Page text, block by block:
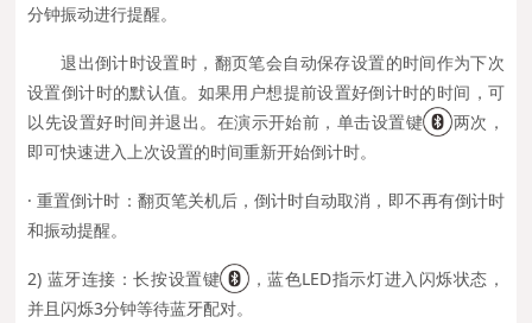
分钟振动进行提醒。
退出倒计时设置时，翻页笔会自动保存设置的时间作为下次
设置倒计时的默认值。如果用户想提前设置好倒计时的时间，可
以先设置好时间并退出。在演示开始前，单击设置键
两次，
即可快速进入上次设置的时间重新开始倒计时。
· 重置倒计时：翻页笔关机后，倒计时自动取消，即不再有倒计时
和振动提醒。
2) 蓝牙连接：长按设置键
，蓝色LED指示灯进入闪烁状态，
并且闪烁3分钟等待蓝牙配对。